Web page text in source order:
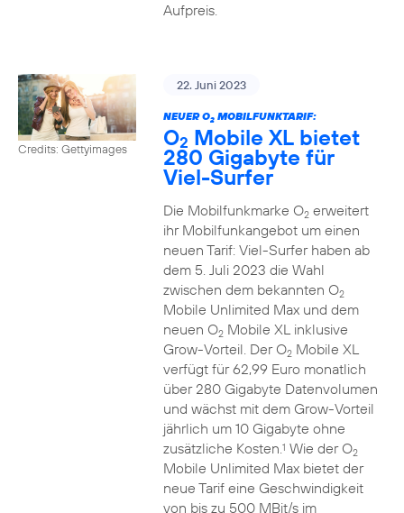
Aufpreis.
Credits: Gettyimages
22. Juni 2023
NEUER O2MOBILFUNKTARIF:
O2 Mobile XL bietet
280 Gigabyte für
Viel-Surfer
Die Mobilfunkmarke O2erweitert
ihr Mobilfunkangebot um einen
neuen Tarif: Viel-Surfer haben ab
dem 5. Juli 2023 die Wahl
zwischen dem bekannten O2
Mobile Unlimited Max und dem
neuen O2Mobile XL inklusive
Grow-Vorteil. Der O2Mobile XL
verfügt für 62,99 Euro monatlich
über 280 Gigabyte Datenvolumen
und wächst mit dem Grow-Vorteil
jährlich um 10 Gigabyte ohne
zusätzliche Kosten.1 Wie der O2
Mobile Unlimited Max bietet der
neue Tarif eine Geschwindigkeit
von bis zu 500 MBit/s im